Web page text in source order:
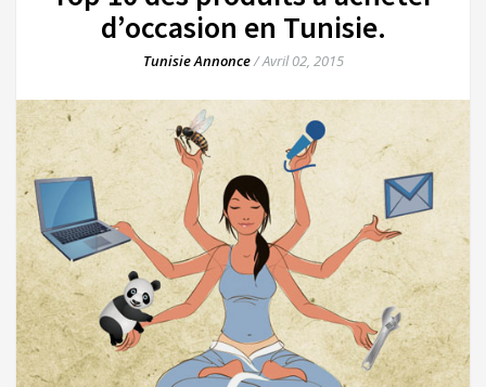
d’occasion en Tunisie.
Tunisie Annonce/Avril 02, 2015